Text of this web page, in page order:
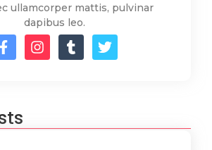
ullamcorper mattis, pulvinar
dapibus leo.